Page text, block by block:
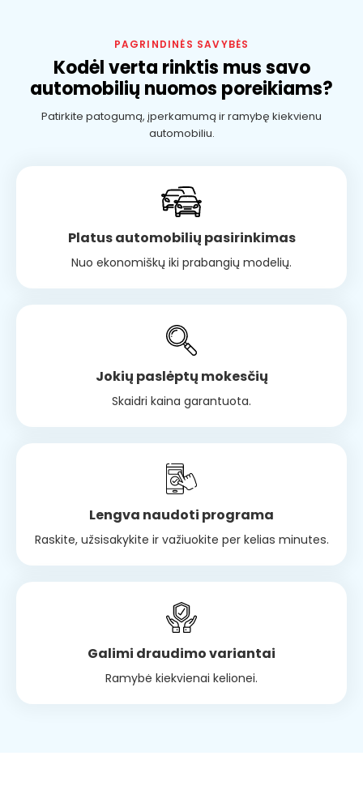
PAGRINDINĖS SAVYBĖS
Kodėl verta rinktis mus savo
automobilių nuomos poreikiams?
Patirkite patogumą, įperkamumą ir ramybę kiekvienu
automobiliu.
Platus automobilių pasirinkimas
Nuo ekonomiškų iki prabangių modelių.
Jokių paslėptų mokesčių
Skaidri kaina garantuota.
Lengva naudoti programa
Raskite, užsisakykite ir važiuokite per kelias minutes.
Galimi draudimo variantai
Ramybė kiekvienai kelionei.